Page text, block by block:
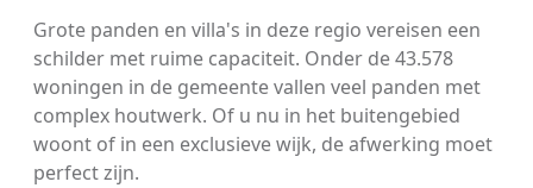
Grote panden en villa's in deze regio vereisen een
schilder met ruime capaciteit. Onder de 43.578
woningen in de gemeente vallen veel panden met
complex houtwerk. Of u nu in het buitengebied
woont of in een exclusieve wijk, de afwerking moet
perfect zijn.